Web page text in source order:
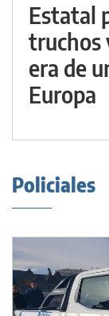
Estatal
truchos
era de
Europa
Policiales